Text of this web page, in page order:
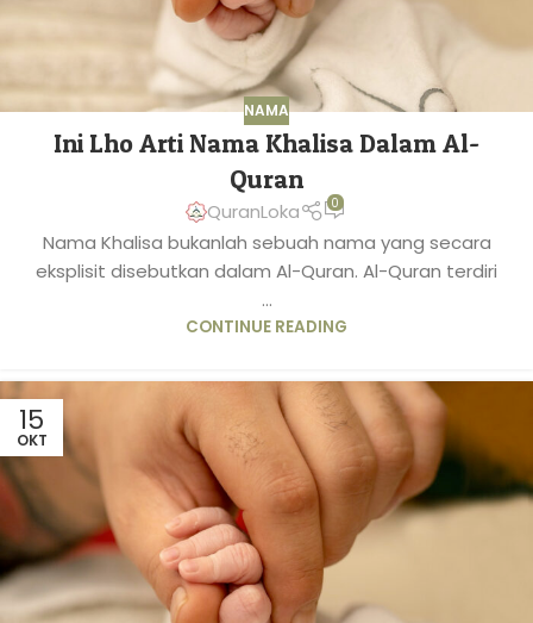
NAMA
Ini Lho Arti Nama Khalisa Dalam Al-
Quran
QuranLoka 0
Nama Khalisa bukanlah sebuah nama yang secara
eksplisit disebutkan dalam Al-Quran. Al-Quran terdiri
...
CONTINUE READING
15
OKT